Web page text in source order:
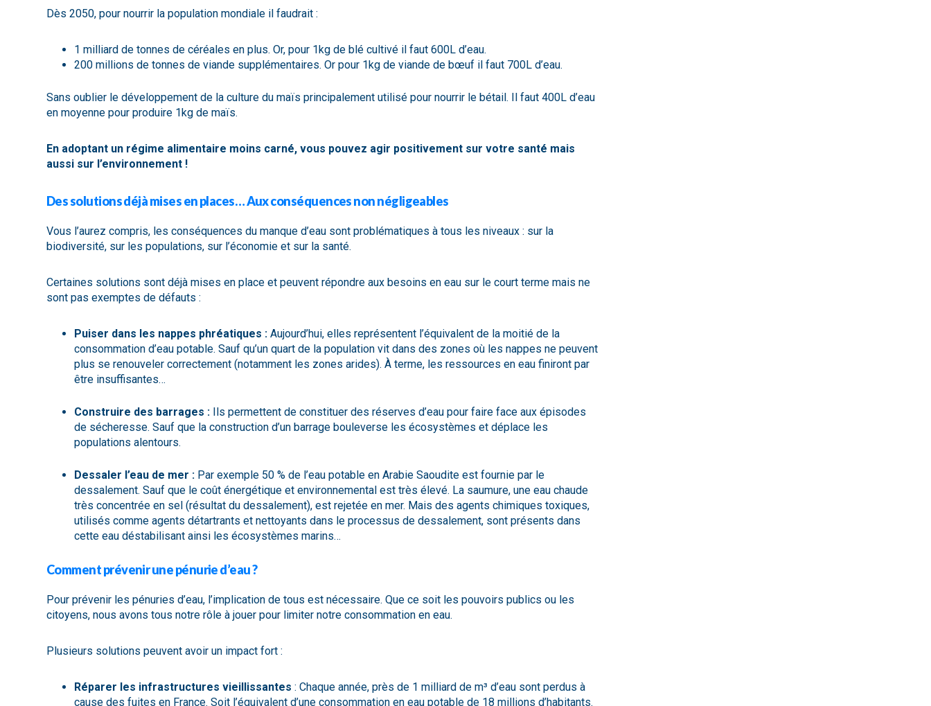
Dès 2050, pour nourrir la population mondiale il faudrait :
1 milliard de tonnes de céréales en plus. Or, pour 1kg de blé cultivé il faut 600L d’eau.
200 millions de tonnes de viande supplémentaires. Or pour 1kg de viande de bœuf il faut 700L d’eau.
Sans oublier le développement de la culture du maïs principalement utilisé pour nourrir le bétail. Il faut 400L d’eau
en moyenne pour produire 1kg de maïs.
En adoptant un régime alimentaire moins carné, vous pouvez agir positivement sur votre santé mais
aussi sur l’environnement !
Des solutions déjà mises en places… Aux conséquences non négligeables
Vous l’aurez compris, les conséquences du manque d’eau sont problématiques à tous les niveaux : sur la
biodiversité, sur les populations, sur l’économie et sur la santé.
Certaines solutions sont déjà mises en place et peuvent répondre aux besoins en eau sur le court terme mais ne
sont pas exemptes de défauts :
Puiser dans les nappes phréatiques : Aujourd’hui, elles représentent l’équivalent de la moitié de la
consommation d’eau potable. Sauf qu’un quart de la population vit dans des zones où les nappes ne peuvent
plus se renouveler correctement (notamment les zones arides). À terme, les ressources en eau finiront par
être insuffisantes…
Construire des barrages : Ils permettent de constituer des réserves d’eau pour faire face aux épisodes
de sécheresse. Sauf que la construction d’un barrage bouleverse les écosystèmes et déplace les
populations alentours.
Dessaler l’eau de mer : Par exemple 50 % de l’eau potable en Arabie Saoudite est fournie par le
dessalement. Sauf que le coût énergétique et environnemental est très élevé. La saumure, une eau chaude
très concentrée en sel (résultat du dessalement), est rejetée en mer. Mais des agents chimiques toxiques,
utilisés comme agents détartrants et nettoyants dans le processus de dessalement, sont présents dans
cette eau déstabilisant ainsi les écosystèmes marins…
Comment prévenir une pénurie d’eau ?
Pour prévenir les pénuries d’eau, l’implication de tous est nécessaire. Que ce soit les pouvoirs publics ou les
citoyens, nous avons tous notre rôle à jouer pour limiter notre consommation en eau.
Plusieurs solutions peuvent avoir un impact fort :
Réparer les infrastructures vieillissantes : Chaque année, près de 1 milliard de m³ d’eau sont perdus à
cause des fuites en France. Soit l’équivalent d’une consommation en eau potable de 18 millions d’habitants.